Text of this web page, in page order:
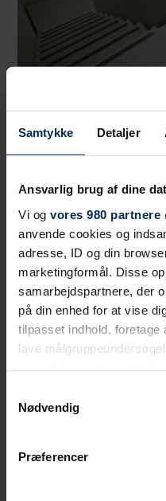
Samtykke Detaljer
Ansvarlig brug af dine
Vi og vores 980 partnere
anvende cookies og
adresse, ID og din
marketingformål. Disse
samarbejdspartnere, der
på din enhed for at vise
tilpasset indhold, foretage
lave
tilbage eller ændre
"Cookiedeklaration",
Nødvendig
Præferencer